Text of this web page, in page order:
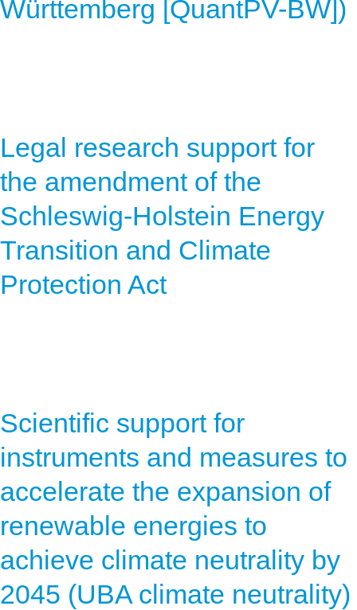
Württemberg [QuantPV-BW])
Legal research support for
the amendment of the
Schleswig-Holstein Energy
Transition and Climate
Protection Act
Scientific support for
instruments and measures to
accelerate the expansion of
renewable energies to
achieve climate neutrality by
2045 (UBA climate neutrality)